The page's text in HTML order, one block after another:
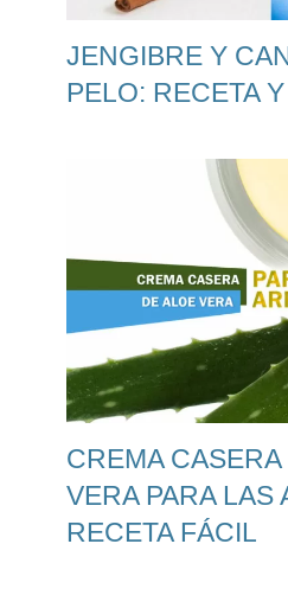
JENGIBRE Y
PELO: RECETA
CREMA
VERA PARA LAS
RECETA FÁCIL